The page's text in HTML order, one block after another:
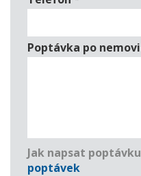
Poptávka po
Jak napsat
poptávek